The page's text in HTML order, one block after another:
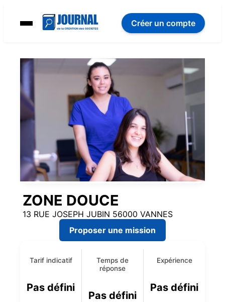
Créer un compte
ZONE DOUCE
13 RUE JOSEPH JUBIN 56000 VANNES
Proposer une mission
Tarif indicatif
Pas défini
Temps de
réponse
Pas défini
Expérience
Pas défini